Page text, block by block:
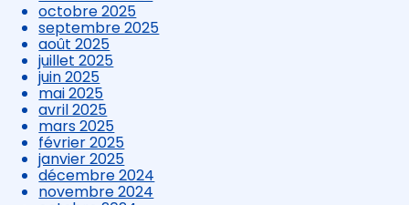
octobre 2025
septembre 2025
août 2025
juillet 2025
juin 2025
mai 2025
avril 2025
mars 2025
février 2025
janvier 2025
décembre 2024
novembre 2024